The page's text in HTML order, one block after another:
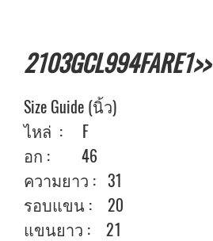
2103GCL994FARE1>>
Size Guide (นิ้ว)
ไหล่ : F
อก : 46
ความยาว : 31
รอบแขน : 20
แขนยาว : 21